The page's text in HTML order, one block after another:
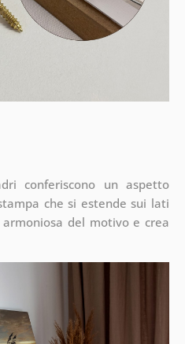
conferiscono un aspetto
che si estende sui lati
del motivo e crea